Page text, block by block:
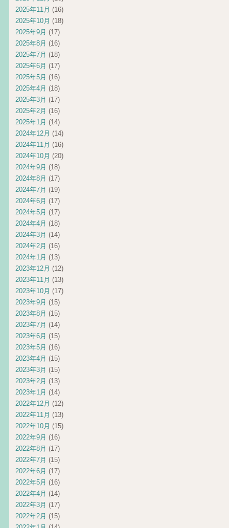
2025年11月 (16)
2025年10月 (18)
2025年9月 (17)
2025年8月 (16)
2025年7月 (18)
2025年6月 (17)
2025年5月 (16)
2025年4月 (18)
2025年3月 (17)
2025年2月 (16)
2025年1月 (14)
2024年12月 (14)
2024年11月 (16)
2024年10月 (20)
2024年9月 (18)
2024年8月 (17)
2024年7月 (19)
2024年6月 (17)
2024年5月 (17)
2024年4月 (18)
2024年3月 (14)
2024年2月 (16)
2024年1月 (13)
2023年12月 (12)
2023年11月 (13)
2023年10月 (17)
2023年9月 (15)
2023年8月 (15)
2023年7月 (14)
2023年6月 (15)
2023年5月 (16)
2023年4月 (15)
2023年3月 (15)
2023年2月 (13)
2023年1月 (14)
2022年12月 (12)
2022年11月 (13)
2022年10月 (15)
2022年9月 (16)
2022年8月 (17)
2022年7月 (15)
2022年6月 (17)
2022年5月 (16)
2022年4月 (14)
2022年3月 (17)
2022年2月 (15)